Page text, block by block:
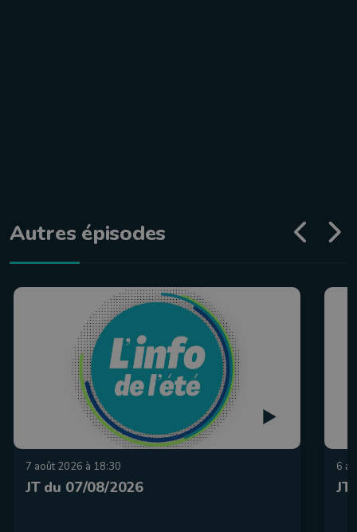
Autres épisodes
7 août 2026 à 18:30
JT du 07/08/2026
6
JT